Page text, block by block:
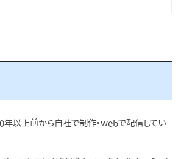
年以上前から自社で制作・webで配信してい